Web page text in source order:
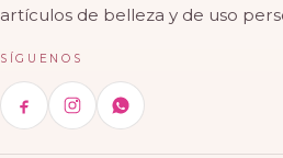
artículos de belleza y de uso
SÍGUENOS